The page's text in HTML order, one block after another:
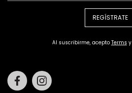
REGÍSTRATE
Al suscribirme, acepto Terms y
Facebook